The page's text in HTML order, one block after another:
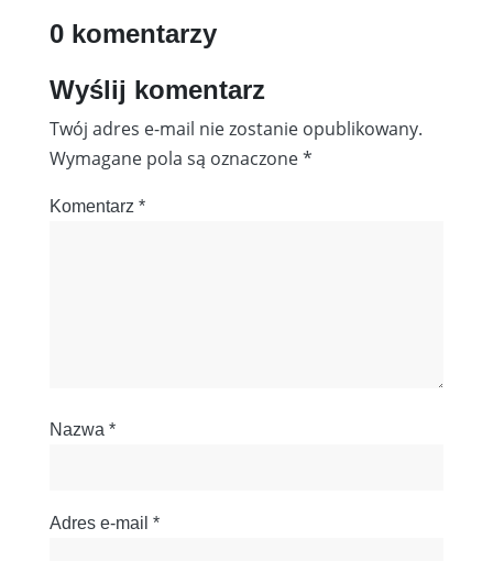
0 komentarzy
Wyślij komentarz
Twój adres e-mail nie zostanie opublikowany.
Wymagane pola są oznaczone*
Komentarz *
Nazwa *
Adres e-mail *